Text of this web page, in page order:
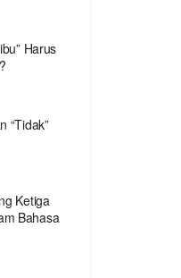
Harus
“Tidak”
Ketiga
Bahasa